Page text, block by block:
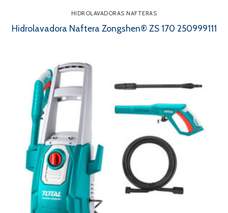
HIDROLAVADORAS NAFTERAS
Hidrolavadora Naftera Zongshen® ZS 170 250999111